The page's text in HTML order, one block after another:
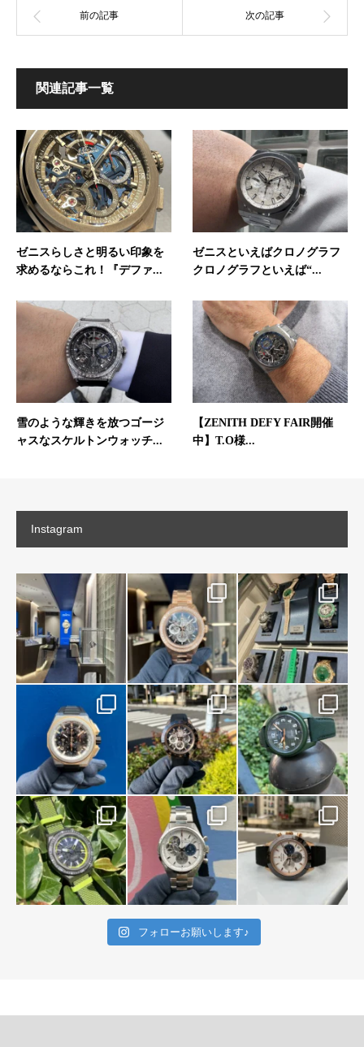
関連記事一覧
ゼニスらしさと明るい印象を
求めるならこれ！『デファ...
ゼニスといえばクロノグラフ
クロノグラフといえば“...
雪のような輝きを放つゴージ
ャスなスケルトンウォッチ...
【ZENITH DEFY FAIR開催
中】T.O様...
Instagram
フォローお願いします♪